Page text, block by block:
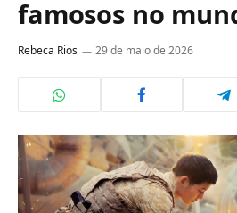
famosos no
Rebeca Rios 29 de maio de 2026